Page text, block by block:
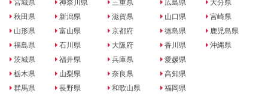
宮城県
秋田県
山形県
福島県
茨城県
栃木県
群馬県
神奈川県
新潟県
富山県
石川県
福井県
山梨県
長野県
三重県
滋賀県
京都府
大阪府
兵庫県
奈良県
和歌山県
広島県
山口県
徳島県
香川県
愛媛県
高知県
福岡県
大分県
宮崎県
鹿児島県
沖縄県